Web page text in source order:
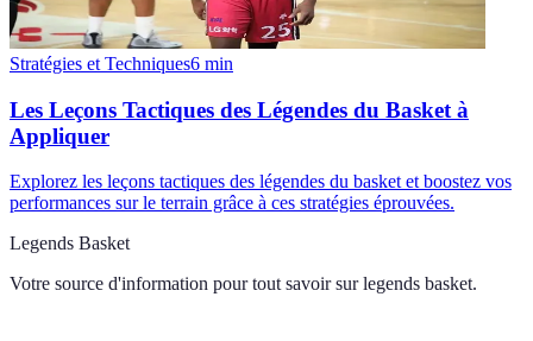
Stratégies et Techniques6 min
Les Leçons Tactiques des Légendes du Basket à
Appliquer
Explorez les leçons tactiques des légendes du basket et boostez vos
performances sur le terrain grâce à ces stratégies éprouvées.
Legends Basket
Votre source d'information pour tout savoir sur legends basket.